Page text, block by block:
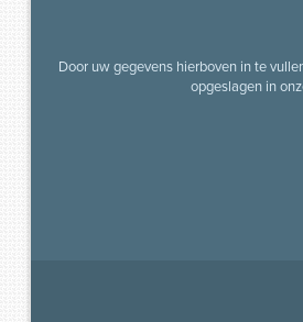
Door uw gegevens hierboven in te
opgeslagen in